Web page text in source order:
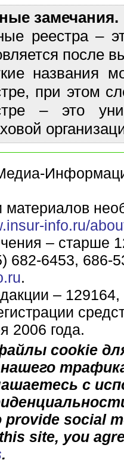
замечания.
реестра –
после
названия
при этом
– это
материалов
info.ru/
– старше
682-6453, 686-
.
–
2006 года.
cookie
с
provide social
site, you
.